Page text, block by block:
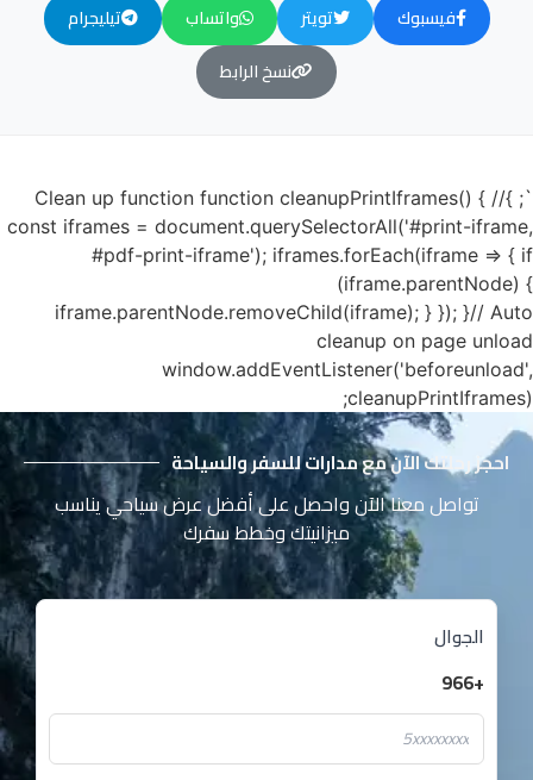
فيسبوك تويتر واتساب
تيليجرام
نسخ الرابط
`; }// Clean up function function cleanupPrintIframes() {
const iframes = document.querySelectorAll('#print-iframe,
#pdf-print-iframe'); iframes.forEach(iframe => { if
(iframe.parentNode) {
iframe.parentNode.removeChild(iframe); } }); }// Auto
cleanup on page unload
window.addEventListener('beforeunload',
cleanupPrintIframes);
احجز رحلتك الآن مع مدارات للسفر والسياحة
تواصل معنا الآن واحصل على أفضل عرض سياحي يناسب
ميزانيتك وخطط سفرك
الجوال
+966